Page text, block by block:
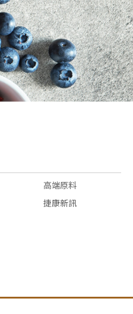
高端原料
捷康新訊